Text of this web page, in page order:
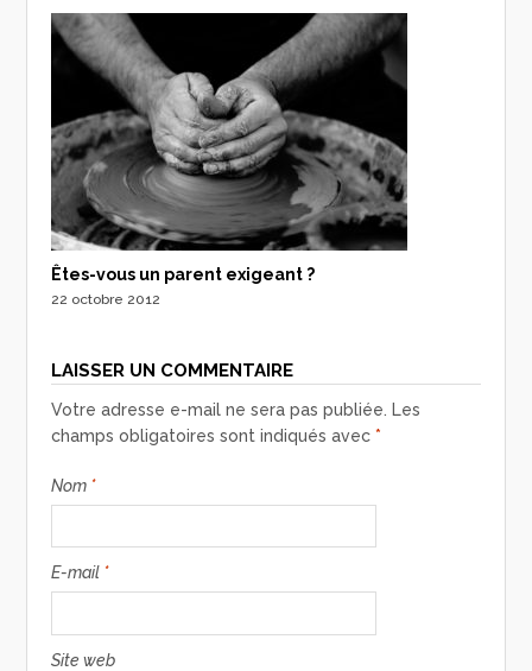
Êtes-vous un parent exigeant ?
22 octobre 2012
LAISSER UN COMMENTAIRE
Votre adresse e-mail ne sera pas publiée. Les
champs obligatoires sont indiqués avec*
Nom *
E-mail *
Site web